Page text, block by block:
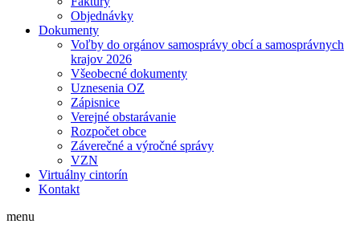
Objednávky
Dokumenty
Voľby do orgánov samosprávy obcí a samosprávnych
krajov 2026
Všeobecné dokumenty
Uznesenia OZ
Zápisnice
Verejné obstarávanie
Rozpočet obce
Záverečné a výročné správy
VZN
Virtuálny cintorín
Kontakt
menu